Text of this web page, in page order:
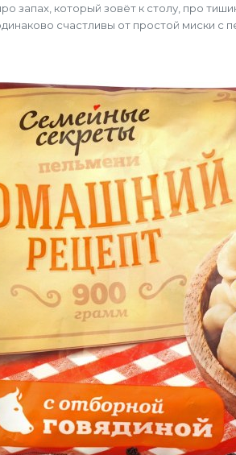
запах, который зовёт к столу, про
счастливы от простой миски